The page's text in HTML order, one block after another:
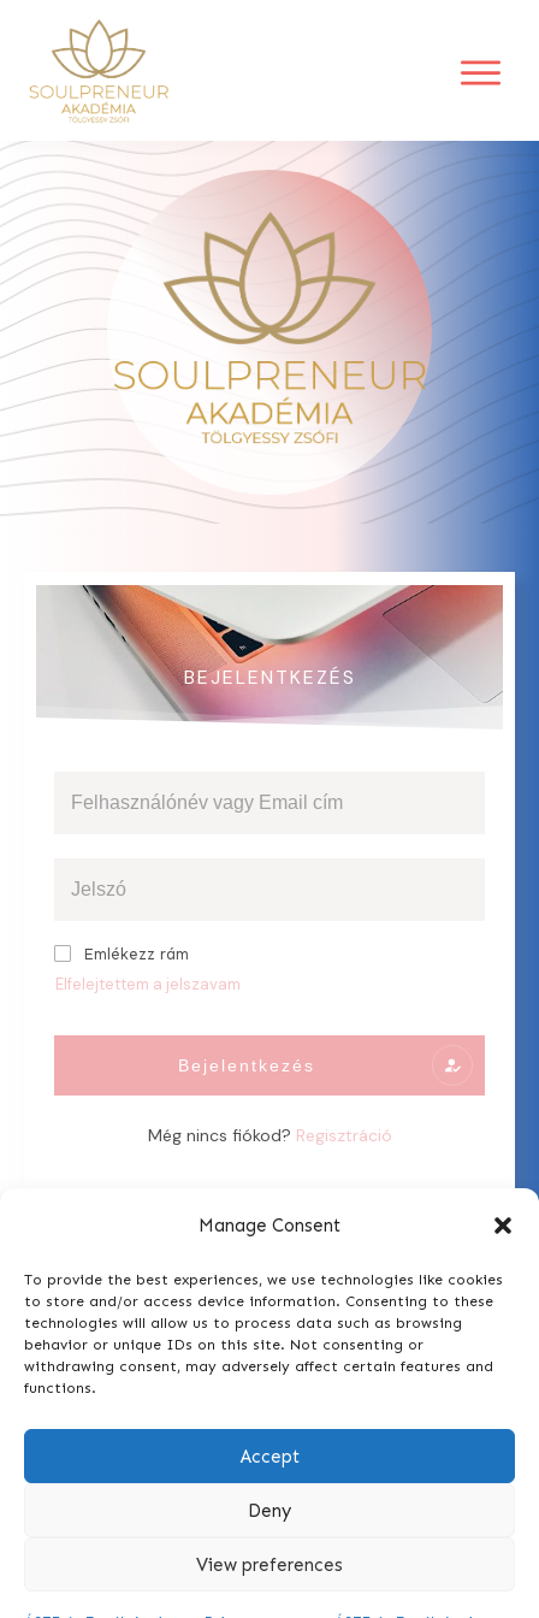
Manage Consent
To provide the best experiences, we use technologies like cookies
to store and/or access device information. Consenting to these
technologies will allow us to process data such as browsing
behavior or unique IDs on this site. Not consenting or
withdrawing consent, may adversely affect certain features and
functions.
Accept
Deny
View preferences
BEJELENTKEZÉS
Emlékezz rám
Elfelejtettem a jelszavam
Bejelentkezés
Még nincs fiókod? Regisztráció
Általános Szerződési Feltételek és Adatvédelmi
Tájékoztató elolvasása!
Szeretnél kérdezni?info@tolgyessyzsofi.hu